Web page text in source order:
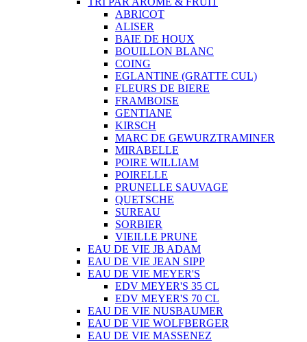
ABRICOT
ALISER
BAIE DE HOUX
BOUILLON BLANC
COING
EGLANTINE (GRATTE CUL)
FLEURS DE BIERE
FRAMBOISE
GENTIANE
KIRSCH
MARC DE GEWURZTRAMINER
MIRABELLE
POIRE WILLIAM
POIRELLE
PRUNELLE SAUVAGE
QUETSCHE
SUREAU
SORBIER
VIEILLE PRUNE
EAU DE VIE JB ADAM
EAU DE VIE JEAN SIPP
EAU DE VIE MEYER'S
EDV MEYER'S 35 CL
EDV MEYER'S 70 CL
EAU DE VIE NUSBAUMER
EAU DE VIE WOLFBERGER
EAU DE VIE MASSENEZ